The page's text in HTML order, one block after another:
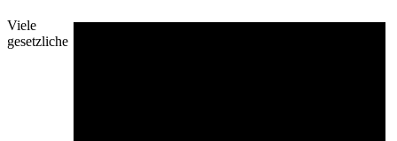
Viele
gesetzliche